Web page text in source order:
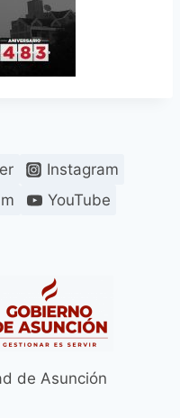
Instagram
YouTube
de Asunción